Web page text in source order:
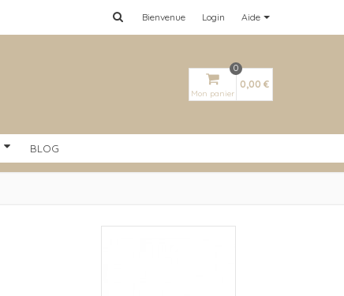
Aide
Bienvenue Login
Mon panier
0
0,00 €
BLOG